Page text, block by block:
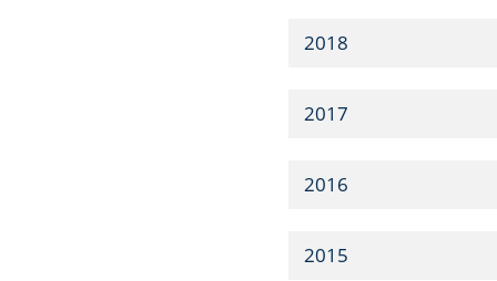
2018
2017
2016
2015